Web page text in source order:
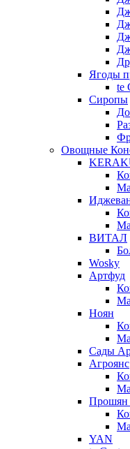
Ягоды
te
Сиропы
Овощные
ВИТАЛ
Wosky
Артфуд
Ноян
Сады
Агроянс
Прошян
YAN